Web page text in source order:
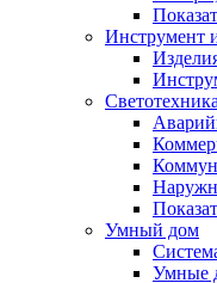
Инструмент
Светотехника
Умный дом
Умные